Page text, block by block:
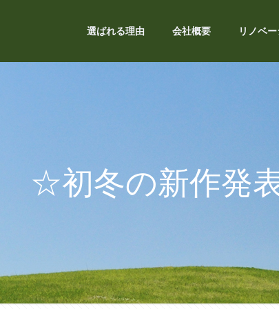
選ばれる理由 会社概要 リノベ
☆初冬の新作発